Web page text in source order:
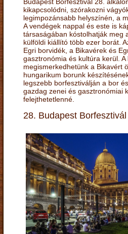
Budapest Borfesztivál 28.
kikapcsolódni, szórakozni
legimpozánsabb helyszínén, a
A vendégek nappal és este is
társaságában kóstolhatják meg
külföldi kiállító több ezer borát.
Egri borvidék, a Bikavérek és
gasztronómia és kultúra kerül.
megismerkedhetünk a Bikavért
hungarikum borunk
legszebb borfesztiválján a bor
gazdag zenei és gasztronómiai
felejthetetlenné.
28. Budapest